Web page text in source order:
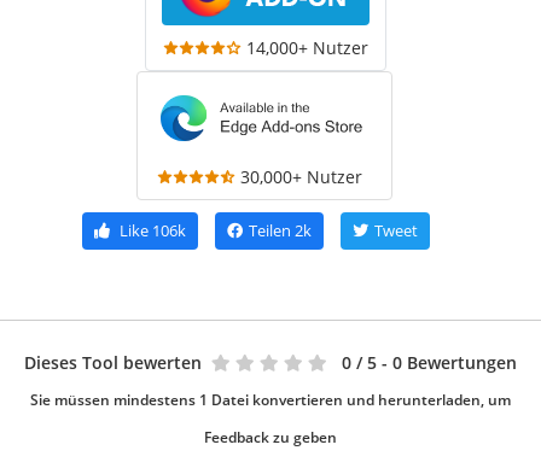
14,000+ Nutzer
30,000+ Nutzer
Like 106k Teilen 2k Tweet
Dieses Tool bewerten 0 / 5 - 0 Bewertungen
Sie müssen mindestens 1 Datei konvertieren und herunterladen, um
Feedback zu geben